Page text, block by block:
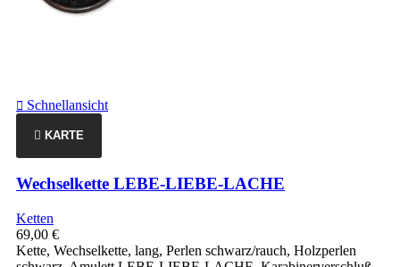
Schnellansicht
 KARTE
Wechselkette LEBE-LIEBE-LACHE
Ketten
69,00 €
Kette, Wechselkette, lang, Perlen schwarz/rauch, Holzperlen